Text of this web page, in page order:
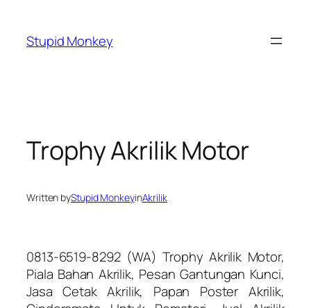
content
Stupid Monkey
Trophy Akrilik Motor
Written byStupid MonkeyinAkrilik
0813-6519-8292 (WA) Trophy Akrilik Motor,
Piala Bahan Akrilik, Pesan Gantungan Kunci,
Jasa Cetak Akrilik, Papan Poster Akrilik,